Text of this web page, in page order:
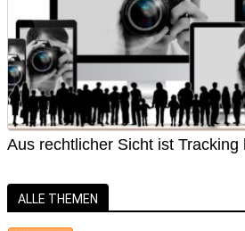
Aus rechtlicher Sicht ist Tracking
ALLE THEMEN